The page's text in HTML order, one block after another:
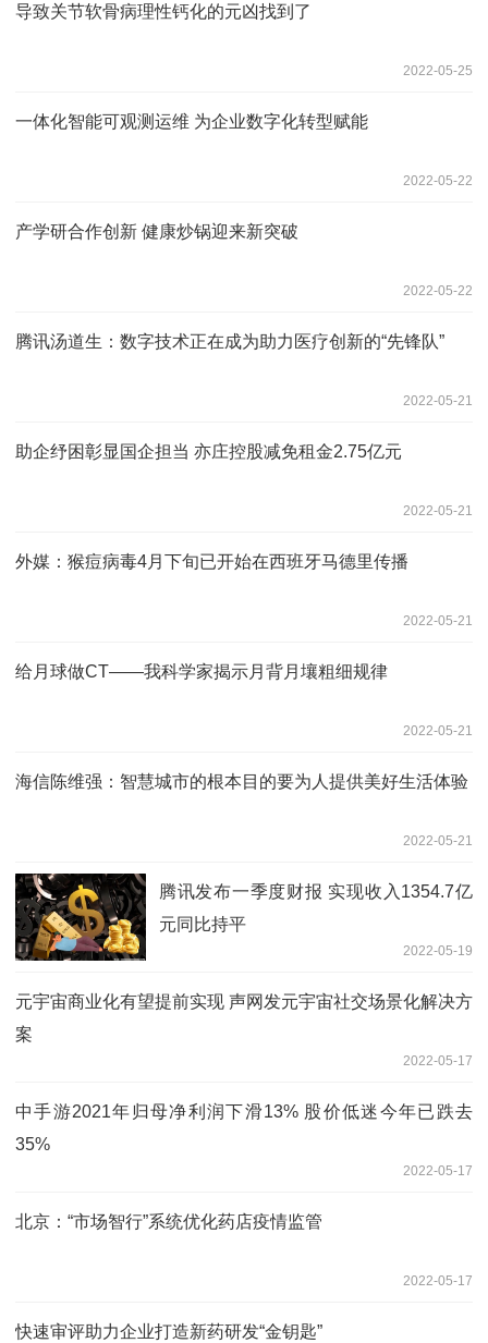
导致关节软骨病理性钙化的元凶找到了
2022-05-25
一体化智能可观测运维 为企业数字化转型赋能
2022-05-22
产学研合作创新 健康炒锅迎来新突破
2022-05-22
腾讯汤道生：数字技术正在成为助力医疗创新的“先锋队”
2022-05-21
助企纾困彰显国企担当 亦庄控股减免租金2.75亿元
2022-05-21
外媒：猴痘病毒4月下旬已开始在西班牙马德里传播
2022-05-21
给月球做CT——我科学家揭示月背月壤粗细规律
2022-05-21
海信陈维强：智慧城市的根本目的要为人提供美好生活体验
2022-05-21
腾讯发布一季度财报 实现收入1354.7亿
元同比持平
2022-05-19
元宇宙商业化有望提前实现 声网发元宇宙社交场景化解决方
案
2022-05-17
中手游2021年归母净利润下滑13% 股价低迷今年已跌去
35%
2022-05-17
北京：“市场智行”系统优化药店疫情监管
2022-05-17
快速审评助力企业打造新药研发“金钥匙”